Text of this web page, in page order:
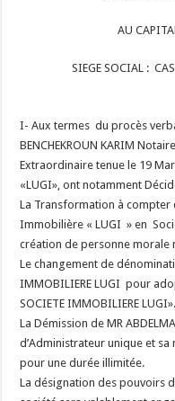
AU
SIEGE SOCIAL :
I- Aux termes du procès
BENCHEKROUN KARIM
Extraordinaire tenue le 19
«LUGI», ont notamment
La Transformation à
Immobilière « LUGI » en
création de personne morale
Le changement de
IMMOBILIERE LUGI pour
SOCIETE IMMOBILIERE LUGI».
La Démission de MR
d’Administrateur unique et
pour une durée illimitée.
La désignation des pouvoirs